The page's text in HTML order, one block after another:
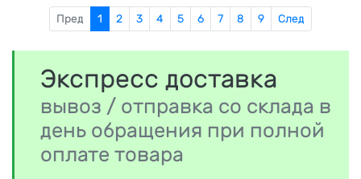
Пред 1 2 3 4 5 6 7 8 9 След
Экспресс доставка
вывоз / отправка со склада в
день обращения при полной
оплате товара